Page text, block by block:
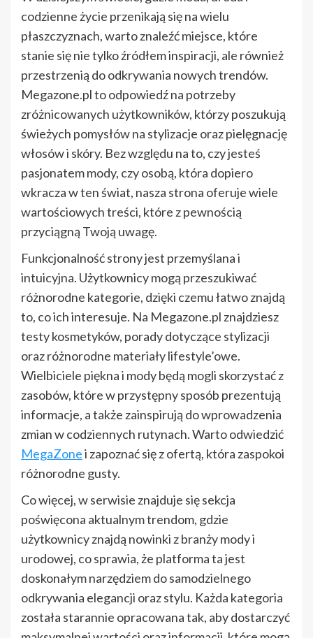
codzienne życie przenikają się na wielu
płaszczyznach, warto znaleźć miejsce, które
stanie się nie tylko źródłem inspiracji, ale również
przestrzenią do odkrywania nowych trendów.
Megazone.pl to odpowiedź na potrzeby
zróżnicowanych użytkowników, którzy poszukują
świeżych pomysłów na stylizacje oraz pielęgnację
włosów i skóry. Bez względu na to, czy jesteś
pasjonatem mody, czy osobą, która dopiero
wkracza w ten świat, nasza strona oferuje wiele
wartościowych treści, które z pewnością
przyciągną Twoją uwagę.
Funkcjonalność strony jest przemyślana i
intuicyjna. Użytkownicy mogą przeszukiwać
różnorodne kategorie, dzięki czemu łatwo znajdą
to, co ich interesuje. Na Megazone.pl znajdziesz
testy kosmetyków, porady dotyczące stylizacji
oraz różnorodne materiały lifestyle’owe.
Wielbiciele piękna i mody będą mogli skorzystać z
zasobów, które w przystępny sposób prezentują
informacje, a także zainspirują do wprowadzenia
zmian w codziennych rutynach. Warto odwiedzić
MegaZonei zapoznać się z ofertą, która zaspokoi
różnorodne gusty.
Co więcej, w serwisie znajduje się sekcja
poświęcona aktualnym trendom, gdzie
użytkownicy znajdą nowinki z branży mody i
urodowej, co sprawia, że platforma ta jest
doskonałym narzędziem do samodzielnego
odkrywania elegancji oraz stylu. Każda kategoria
została starannie opracowana tak, aby dostarczyć